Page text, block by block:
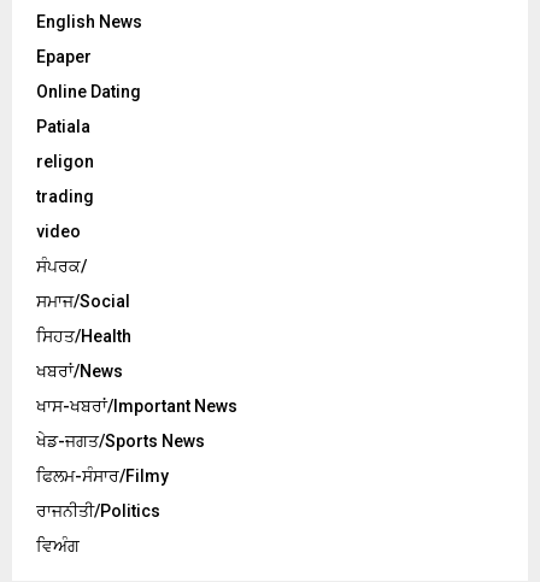
English News
Epaper
Online Dating
Patiala
religon
trading
video
ਸੰਪਰਕ/
ਸਮਾਜ/Social
ਸਿਹਤ/Health
ਖਬਰਾਂ/News
ਖਾਸ-ਖਬਰਾਂ/Important News
ਖੇਡ-ਜਗਤ/Sports News
ਫਿਲਮ-ਸੰਸਾਰ/Filmy
ਰਾਜਨੀਤੀ/Politics
ਵਿਅੰਗ